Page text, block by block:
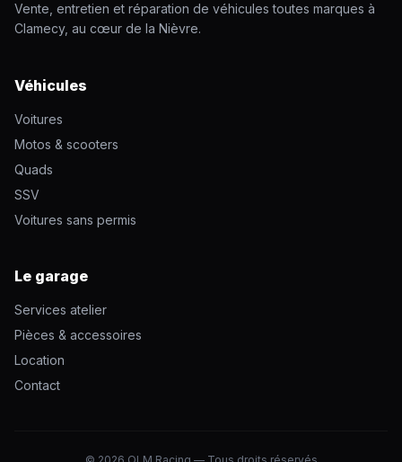
Vente, entretien et réparation de véhicules toutes marques à
Clamecy, au cœur de la Nièvre.
Véhicules
Voitures
Motos & scooters
Quads
SSV
Voitures sans permis
Le garage
Services atelier
Pièces & accessoires
Location
Contact